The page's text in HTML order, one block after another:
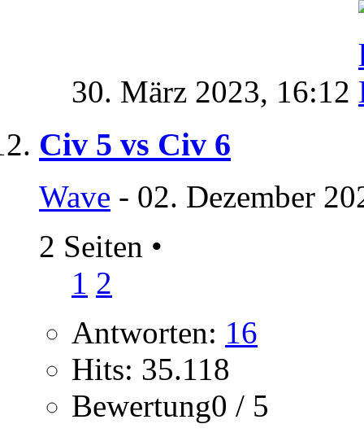
30. März 2023, 16:12
Civ 5 vs Civ 6
Wave - 02. Dezember
2 Seiten •
1 2
Antworten: 16
Hits: 35.118
Bewertung0 / 5